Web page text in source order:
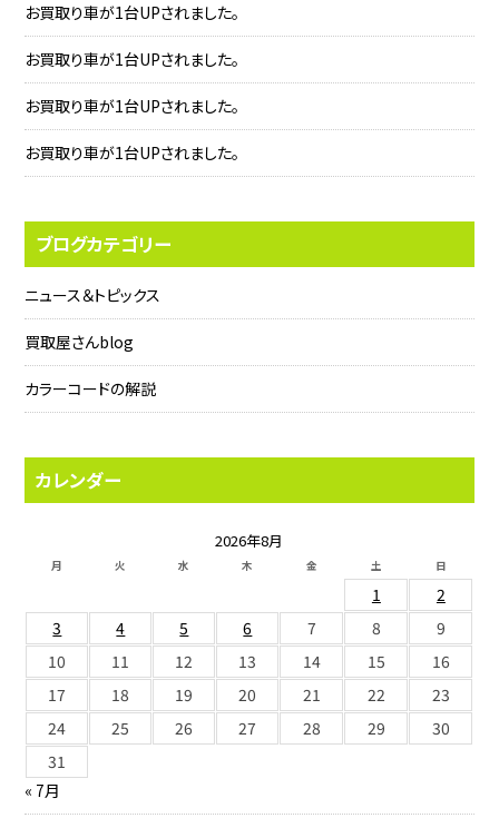
お買取り車が1台UPされました。
お買取り車が1台UPされました。
お買取り車が1台UPされました。
お買取り車が1台UPされました。
ブログカテゴリー
ニュース＆トピックス
買取屋さんblog
カラーコードの解説
カレンダー
2026年8月
月 火 水 木 金 土 日
1
2
3
4 5 6 7 8
9
10
11 12 13 14 15
16
17
18 19 20 21 22
23
24
25 26 27 28 29
30
31
« 7月